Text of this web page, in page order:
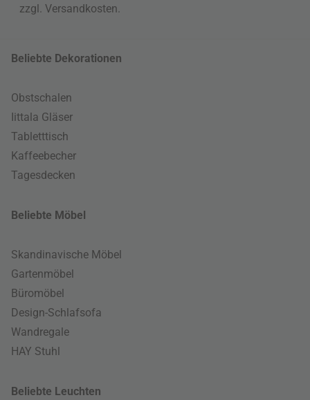
zzgl. Versandkosten
Beliebte Dekorationen
Obstschalen
Iittala Gläser
Tabletttisch
Kaffeebecher
Tagesdecken
Beliebte Möbel
Skandinavische Möbel
Gartenmöbel
Büromöbel
Design-Schlafsofa
Wandregale
HAY Stuhl
Beliebte Leuchten